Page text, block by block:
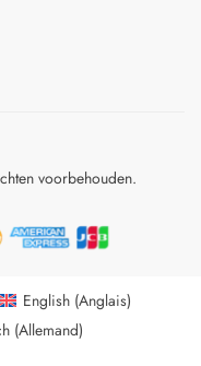
voorbehouden.
English(Anglais)
(Allemand)